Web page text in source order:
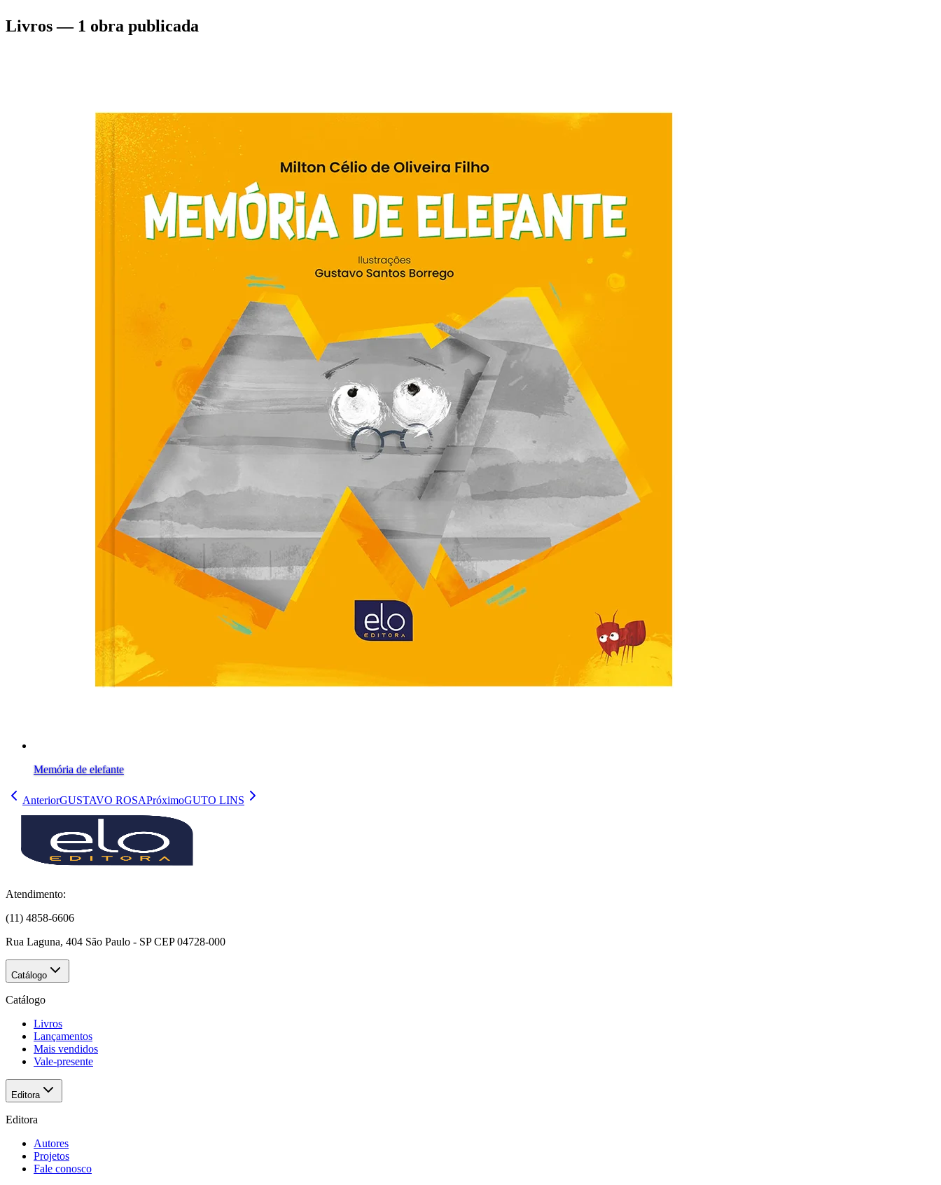
Livros — 1 obra publicada
Memória de elefante
AnteriorGUSTAVO ROSAPróximoGUTO LINS
Atendimento:
(11) 4858-6606
Rua Laguna, 404 São Paulo - SP CEP 04728-000
Catálogo
Catálogo
Livros
Lançamentos
Mais vendidos
Vale-presente
Editora
Editora
Autores
Projetos
Fale conosco